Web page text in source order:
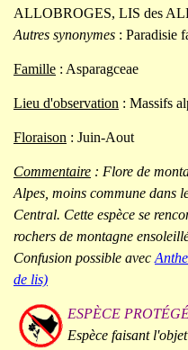
ALLOBROGES, LIS des
Autres synonymes : Paradisie
Famille : Asparagceae
Lieu d'observation : Massifs
Floraison : Juin-Aout
Commentaire : Flore de
Alpes, moins commune dans
Central. Cette espèce se
rochers de montagne
Confusion possible avec
de lis)
ESPÈCE
Espèce faisant